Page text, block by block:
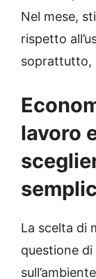
Nel mese,
rispetto
soprattutto,
lavoro
La scelta di
questione